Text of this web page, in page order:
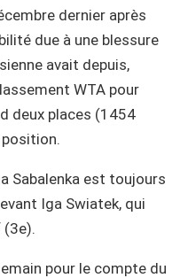
dernier après
due à une blessure
avait depuis,
WTA pour
deux places (1454
Sabalenka est toujours
Iga Swiatek, qui
pour le compte du